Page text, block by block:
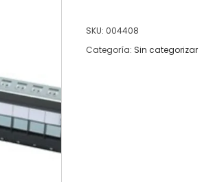
SKU: 004408
Categoría: Sin categorizar